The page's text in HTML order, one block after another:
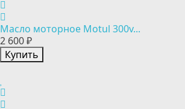
Масло моторное Motul 300v...
2 600 ₽
Купить